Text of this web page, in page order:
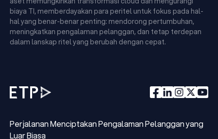
biaya TI, memberdayakan para peritel untuk fokus pada hal-
hal yang benar-benar penting: mendorong pertumbuhan,
meningkatkan pengalaman pelanggan, dan tetap terdepan
dalam lanskap ritel yang berubah dengan cepat.
Perjalanan Menciptakan Pengalaman Pelanggan yang
Luar Biasa